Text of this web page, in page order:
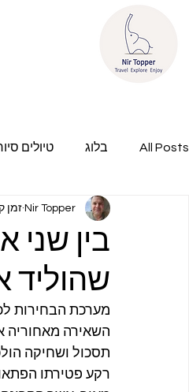
All Posts בלוג טיולים
פרשת השבוע של ניר
שהוליד את
Nir Topper זמן
השאירה מאחוריה
תסכול ושחיקה